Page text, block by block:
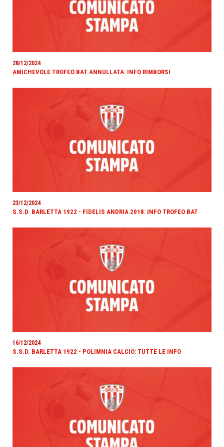
28/12/2024
AMICHEVOLE TROFEO BAT ANNULLATA: INFO RIMBORSI
23/12/2024
S.S.D. BARLETTA 1922 - FIDELIS ANDRIA 2018: INFO TROFEO BAT
16/12/2024
S.S.D. BARLETTA 1922 - POLIMNIA CALCIO: TUTTE LE INFO